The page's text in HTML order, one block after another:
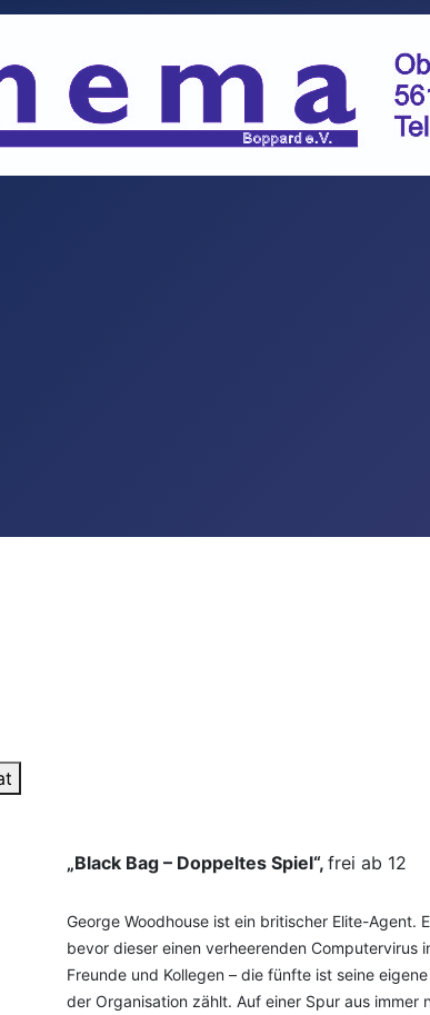
„Black Bag – Doppeltes Spiel“, frei ab 12
George Woodhouse ist ein britischer Elite-Agent.
bevor dieser einen verheerenden Computervirus
Freunde und Kollegen – die fünfte ist seine
der Organisation zählt. Auf einer Spur aus immer